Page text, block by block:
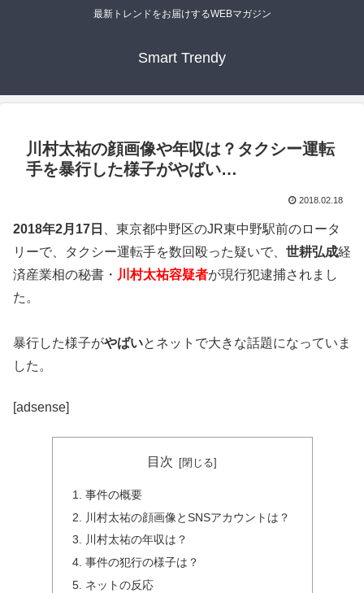
最新トレンドをお届けするWEBマガジン
Smart Trendy
川村太祐の顔画像や年収は？タクシー運転
手を暴行した様子がやばい…
2018.02.18
2018年2月17日
、東京都中野区のJR東中野駅前のロータ
リーで、タクシー運転手を数回殴った疑いで、 世耕弘成経
済産業相の秘書・ 川村太祐容疑者が現行犯逮捕されまし
た。
暴行した様子がやばいとネットで大きな話題になっていま
した。
[adsense]
目次
事件の概要
川村太祐の顔画像とSNSアカウントは？
川村太祐の年収は？
事件の犯行の様子は？
ネットの反応